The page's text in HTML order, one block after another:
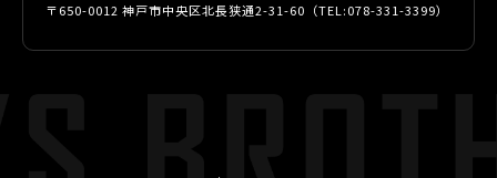
〒650-0012 神戸市中央区北長狭通2-31-60（TEL:078-331-3399）